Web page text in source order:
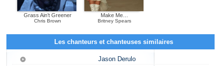
Grass Ain’t Greener
Chris Brown
Make Me…
Britney Spears
Les chanteurs et chanteuses similaires
Jason Derulo